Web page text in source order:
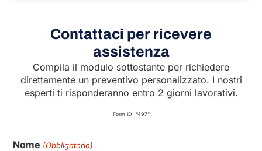
Contattaci per ricevere
assistenza
Compila il modulo sottostante per richiedere
direttamente un preventivo personalizzato. I nostri
esperti ti risponderanno entro 2 giorni lavorativi.
Form ID: “497”
Nome (Obbligatorio)